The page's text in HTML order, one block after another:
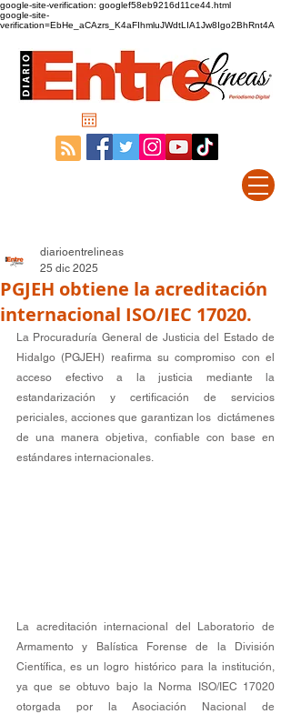
google-site-verification: googlef58eb9216d11ce44.html
google-site-
verification=EbHe_aCAzrs_K4aFIhmluJWdtLIA1Jw8Igo2BhRnt4A
PGJEH obtiene la acreditación
internacional ISO/IEC 17020.
diarioentrelineas
25 dic 2025
La Procuraduría General de Justicia del Estado de
Hidalgo (PGJEH) reafirma su compromiso con el
acceso efectivo a la justicia mediante la
estandarización y certificación de servicios
periciales, acciones que garantizan los  dictámenes
de una manera objetiva, confiable con base en
estándares internacionales.
La acreditación internacional del Laboratorio de
Armamento y Balística Forense de la División
Científica, es un logro histórico para la institución,
ya que se obtuvo bajo la Norma ISO/IEC 17020
otorgada por la Asociación Nacional de